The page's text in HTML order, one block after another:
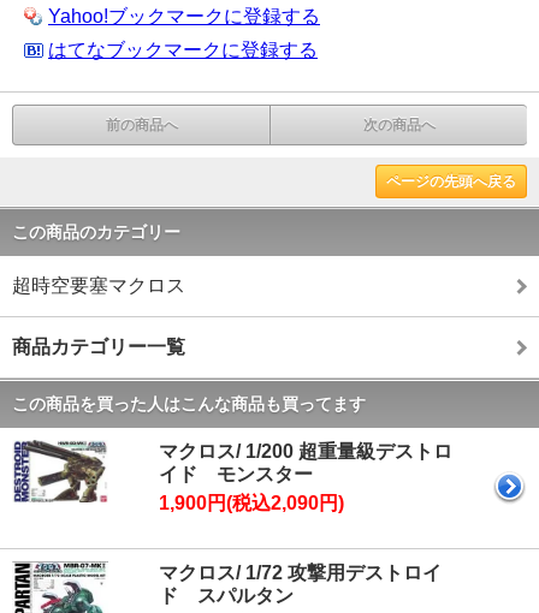
Yahoo!ブックマークに登録する
はてなブックマークに登録する
前の商品へ 次の商品へ
ページの先頭へ戻る
この商品のカテゴリー
超時空要塞マクロス
商品カテゴリー一覧
この商品を買った人はこんな商品も買ってます
マクロス/ 1/200 超重量級デストロ
イド モンスター
1,900円(税込2,090円)
マクロス/ 1/72 攻撃用デストロイ
ド スパルタン